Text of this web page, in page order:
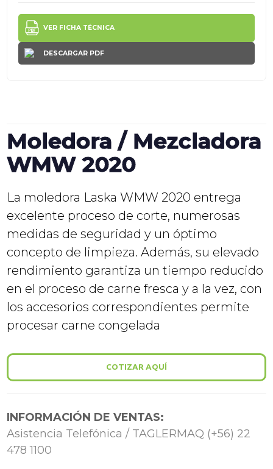
VER FICHA TÉCNICA
DESCARGAR PDF
Moledora / Mezcladora
WMW 2020
La moledora Laska WMW 2020 entrega
excelente proceso de corte, numerosas
medidas de seguridad y un óptimo
concepto de limpieza. Además, su elevado
rendimiento garantiza un tiempo reducido
en el proceso de carne fresca y a la vez, con
los accesorios correspondientes permite
procesar carne congelada
COTIZAR AQUÍ
INFORMACIÓN DE VENTAS:
Asistencia Telefónica / TAGLERMAQ (+56) 22
478 1100